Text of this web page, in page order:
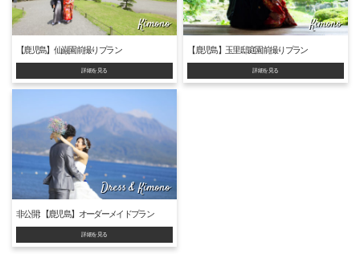
Kimono
【鹿児島】仙巌園前撮りプラン
詳細を見る
Kimono
【鹿児島】玉里邸庭園前撮りプラン
詳細を見る
Dress & Kimono
非公開: 【鹿児島】オーダーメイドプラン
詳細を見る